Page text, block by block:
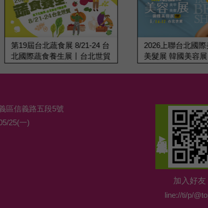
第19屆台北蔬食展 8/21-24 台
北國際蔬食養生展丨台北世貿
2026上聯台北國際
美髮展 韓國美容
區信義路五段5號
25(一)
加入好友
line://ti/p/